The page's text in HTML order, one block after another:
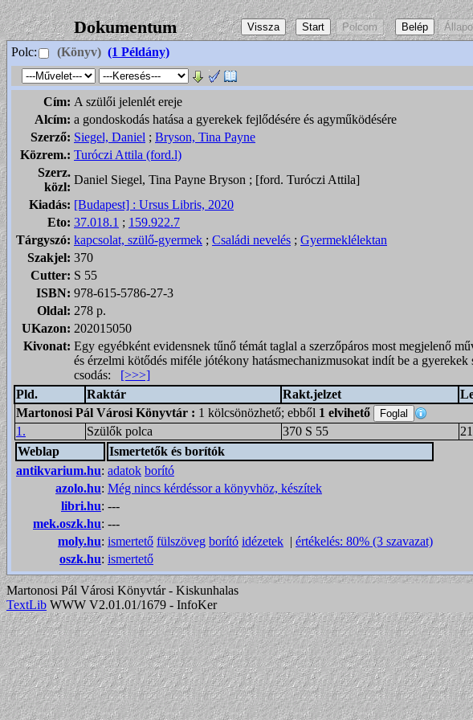
Dokumentum
Polc: (Könyv) (1 Példány)
Cím: A szülői jelenlét ereje
Alcím: a gondoskodás hatása a gyerekek fejlődésére és agyműködésére
Szerző: Siegel, Daniel ; Bryson, Tina Payne
Közrem.: Turóczi Attila (ford.l)
Szerz.
közl:
Daniel Siegel, Tina Payne Bryson ; [ford. Turóczi Attila]
Kiadás: [Budapest] : Ursus Libris, 2020
Eto: 37.018.1 ; 159.922.7
Tárgyszó: kapcsolat, szülő-gyermek ; Családi nevelés ; Gyermeklélektan
Szakjel: 370
Cutter: S 55
ISBN: 978-615-5786-27-3
Oldal: 278 p.
UKazon: 202015050
Kivonat: Egy egyébként evidensnek tűnő témát taglal a szerzőpáros most megjelenő
és érzelmi kötődés miféle jótékony hatásmechanizmusokat indít be a
csodás: [>>>]
Pld.
Raktár Rakt.jelzet
Martonosi Pál Városi Könyvtár : 1 kölcsönözhető; ebből 1 elvihető
1.
Szülők polca 370 S 55
Weblap
Ismertetők és borítók
antikvarium.hu: adatok borító
azolo.hu: Még nincs kérdéssor a könyvhöz, készítek
libri.hu: ---
mek.oszk.hu: ---
moly.hu: ismertető fülszöveg borító idézetek | értékelés: 80% (3 szavazat)
oszk.hu: ismertető
Martonosi Pál Városi Könyvtár - Kiskunhalas
TextLib WWW V2.01.01/1679 - InfoKer